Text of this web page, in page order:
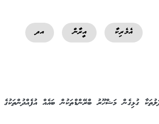
އެމެރިކާ އީރާން އދ
ގުޅިގެން މަޝްހޫރު ބްރޭންޑްތަކުން ބައެއް އުފެއްދުންތަކުގެ